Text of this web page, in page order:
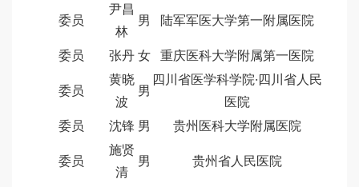
委员
尹昌
林
男 陆军军医大学第一附属医院
委员 张丹 女 重庆医科大学附属第一医院
委员
黄晓
波
男
四川省医学科学院·四川省人民
医院
委员
沈锋 男 贵州医科大学附属医院
委员
施贤
清
男 贵州省人民医院